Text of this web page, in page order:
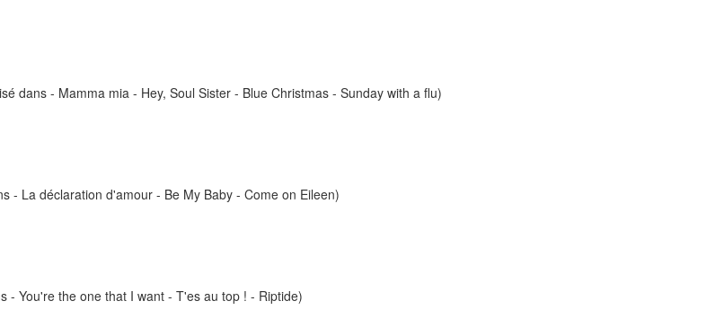
dans - Mamma mia - Hey, Soul Sister - Blue Christmas - Sunday with a flu)
- La déclaration d'amour - Be My Baby - Come on Eileen)
- You're the one that I want - T'es au top ! - Riptide)